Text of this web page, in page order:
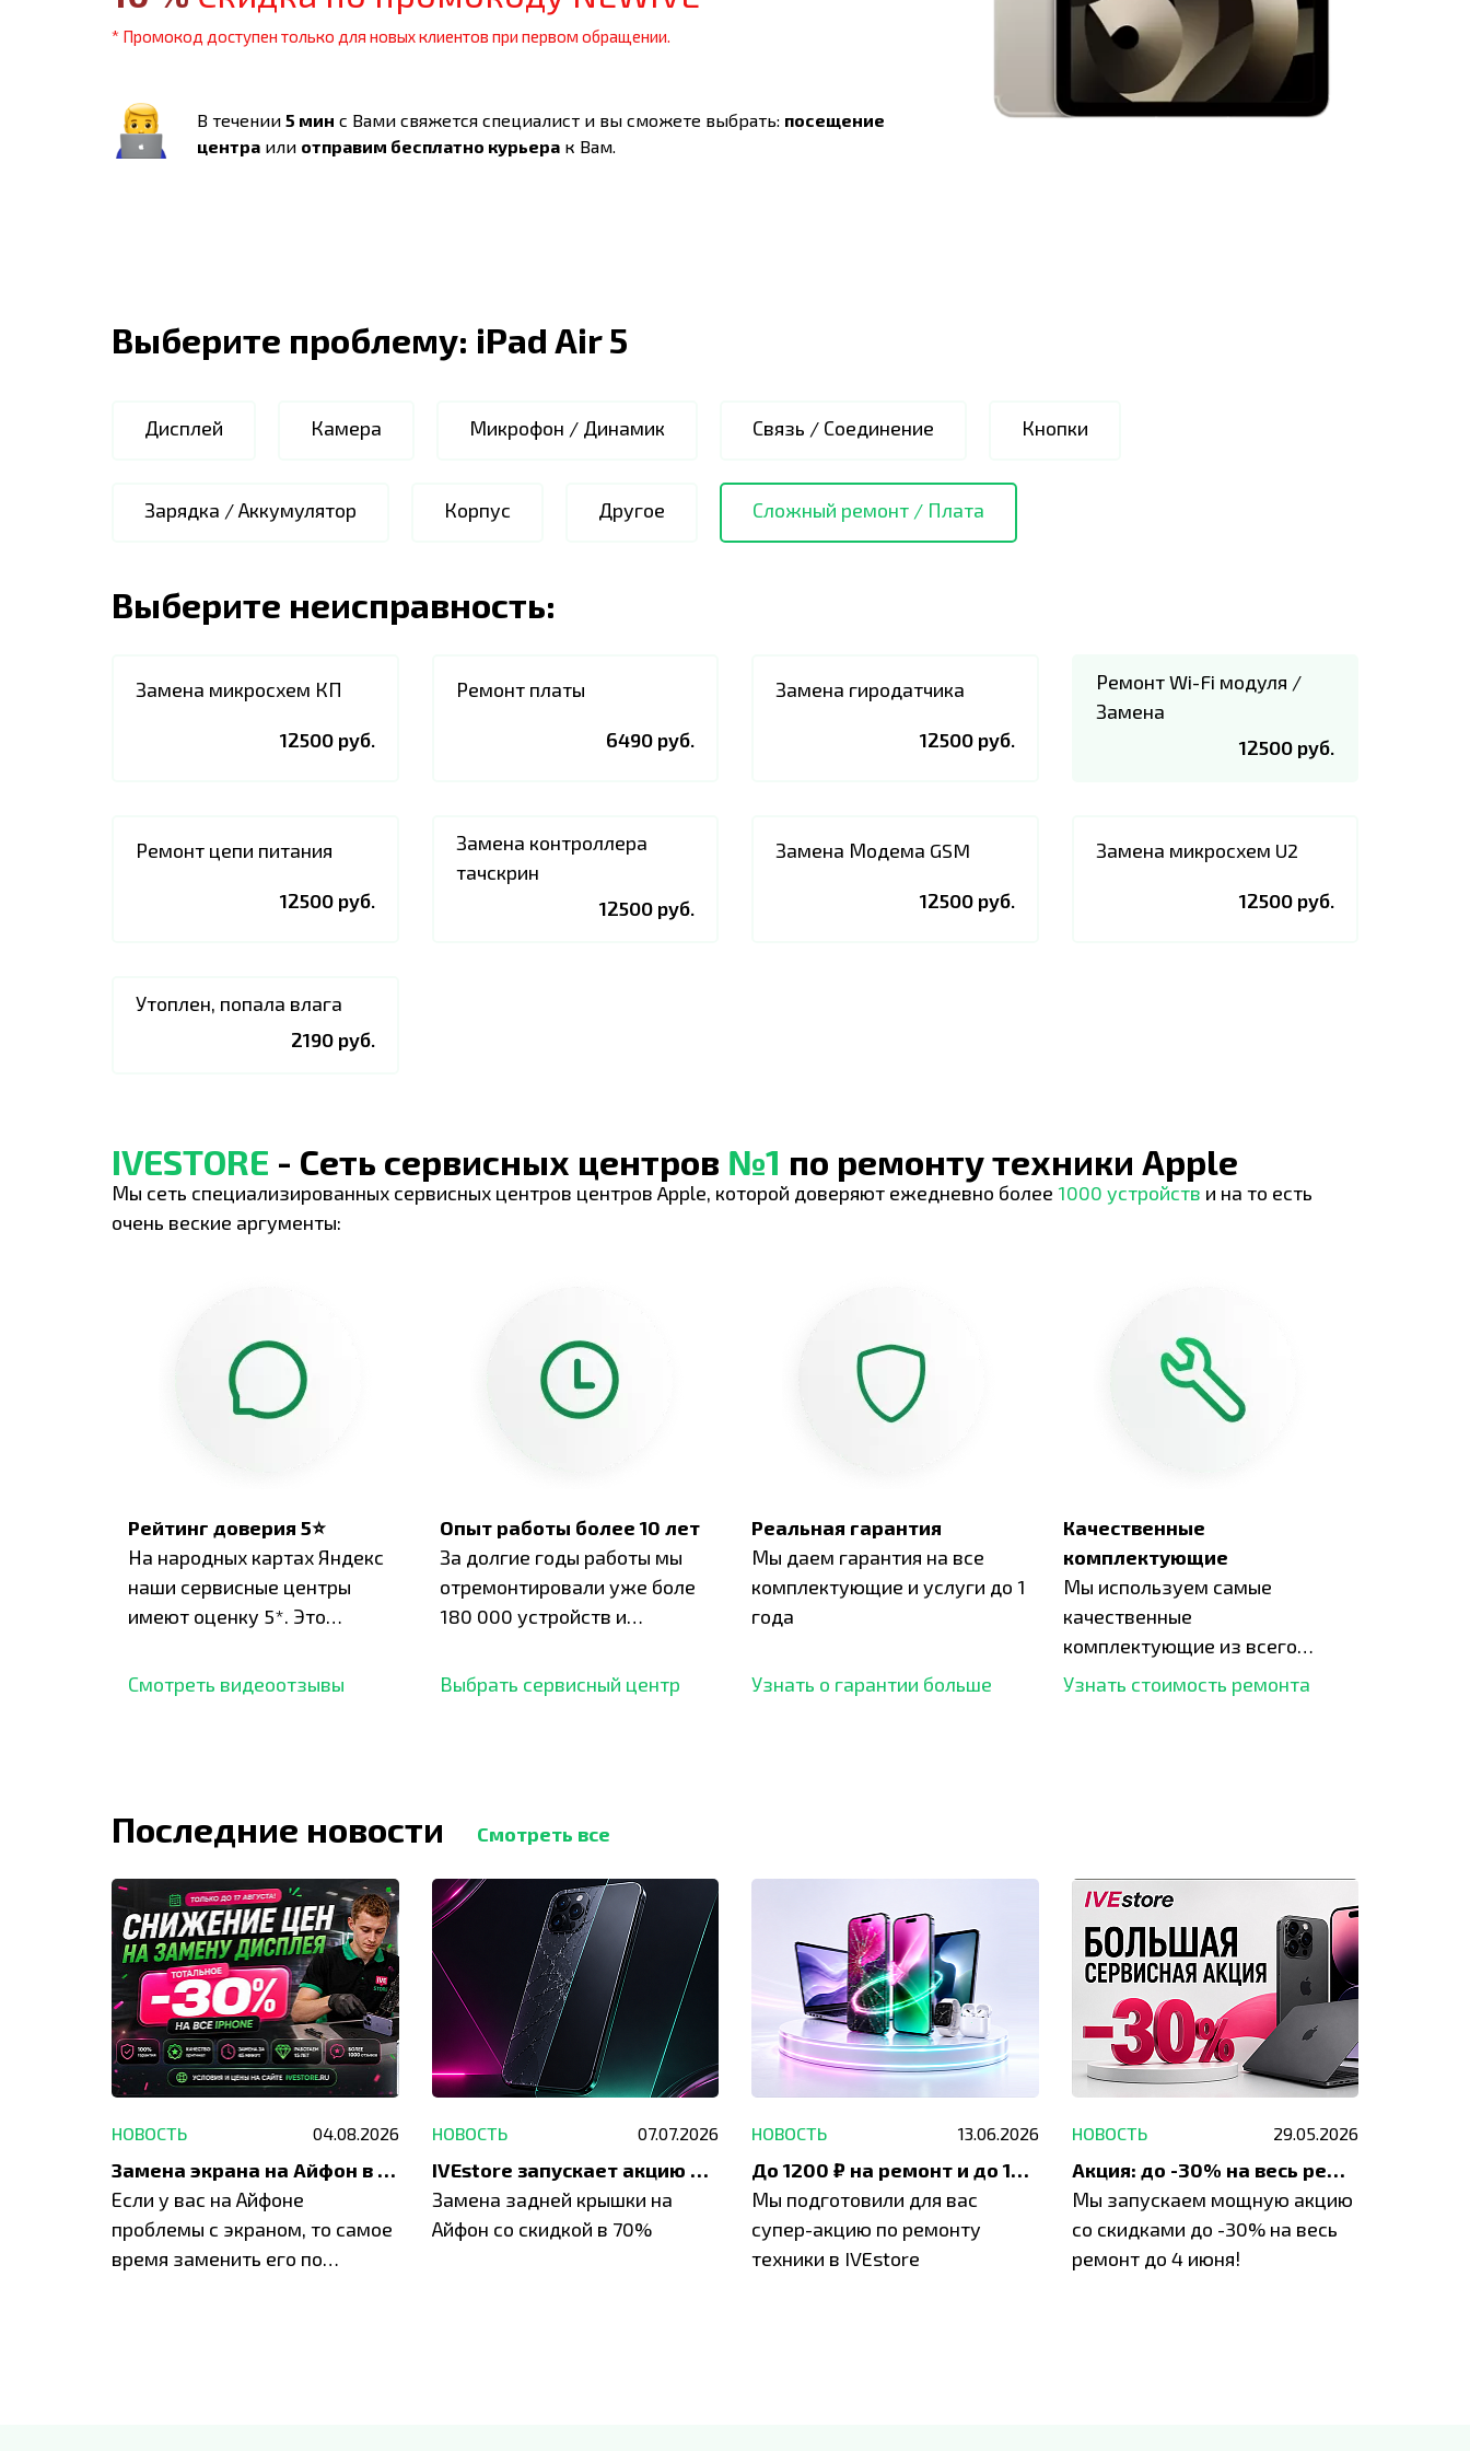
* Промокод доступен только для новых клиентов при первом обращении.
В течении 5 мин с Вами свяжется специалист и вы сможете выбрать: посещение
центра или отправим бесплатно курьера к Вам.
Выберите проблему: iPad Air 5
Дисплей Камера Микрофон / Динамик Связь / Соединение Кнопки
Зарядка / Аккумулятор Корпус Другое Сложный ремонт / Плата
Выберите неисправность:
Замена микросхем КП
12500 руб.
Ремонт платы
6490 руб.
Замена гиродатчика
12500 руб.
Ремонт Wi-Fi модуля /
Замена
12500 руб.
Ремонт цепи питания
12500 руб.
Замена контроллера
тачскрин
12500 руб.
Замена Модема GSM
12500 руб.
Замена микросхем U2
12500 руб.
Утоплен, попала влага
2190 руб.
IVESTORE - Сеть сервисных центров №1 по ремонту техники Apple
Мы сеть специализированных сервисных центров центров Apple, которой доверяют ежедневно более 1000 устройств и на то есть
очень веские аргументы:
Рейтинг доверия 5⭐
На народных картах Яндекс
наши сервисные центры
имеют оценку 5*. Это
отзывов,
Смотреть видеоотзывы
Опыт работы более 10 лет
За долгие годы работы мы
отремонтировали уже боле
180 000 устройств и
опыт.
Выбрать сервисный центр
Реальная гарантия
Мы даем гарантия на все
комплектующие и услуги до 1
года
Узнать о гарантии больше
Качественные
комплектующие
Мы используем самые
качественные
комплектующие из всего
рынка и используем самое
Узнать стоимость ремонта
Последние новости Смотреть все
НОВОСТЬ 04.08.2026
Замена экрана на Айфон в Москве и Балашихе
Если у вас на Айфоне
проблемы с экраном, то самое
время заменить его по
НОВОСТЬ 07.07.2026
IVEstore запускает акцию на замену заднего стекла
Замена задней крышки на
Айфон со скидкой в 70%
НОВОСТЬ 13.06.2026
До 1200 ₽ на ремонт и до 1500 ₽ на покупку техники Apple
Мы подготовили для вас
супер-акцию по ремонту
техники в IVEstore
НОВОСТЬ 29.05.2026
Акция: до -30% на весь ремонт техники Apple
Мы запускаем мощную акцию
со скидками до -30% на весь
ремонт до 4 июня!